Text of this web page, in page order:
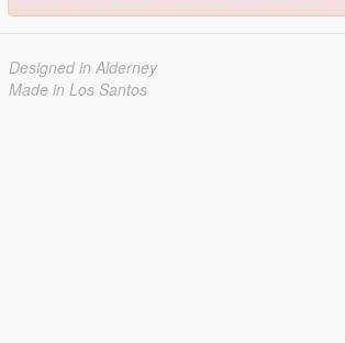
Designed in Alderney
Made in Los Santos